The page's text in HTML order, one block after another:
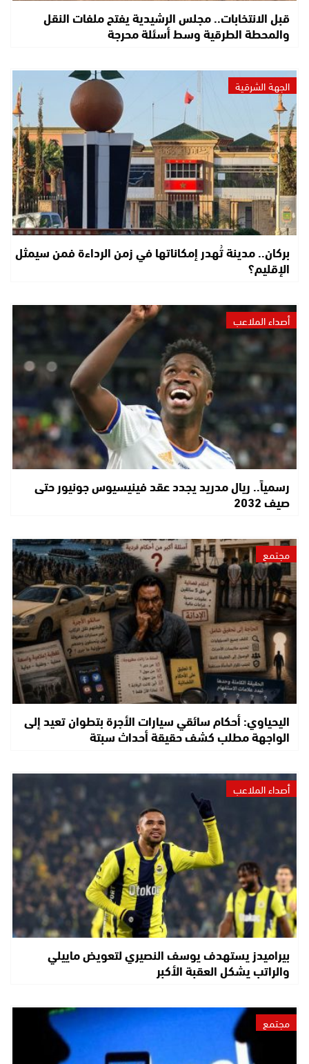
قبل الانتخابات.. مجلس الرشيدية يفتح ملفات النقل
والمحطة الطرقية وسط أسئلة محرجة
الجهة الشرقية
بركان.. مدينة تُهدر إمكاناتها في زمن الرداءة فمن سيمثل
الإقليم؟
أصداء الملاعب
رسمياً.. ريال مدريد يجدد عقد فينيسيوس جونيور حتى
صيف 2032
مجتمع
اليحياوي: أحكام سائقي سيارات الأجرة بتطوان تعيد إلى
الواجهة مطلب كشف حقيقة أحداث سبتة
أصداء الملاعب
بيراميدز يستهدف يوسف النصيري لتعويض ماييلي
والراتب يشكل العقبة الأكبر
مجتمع